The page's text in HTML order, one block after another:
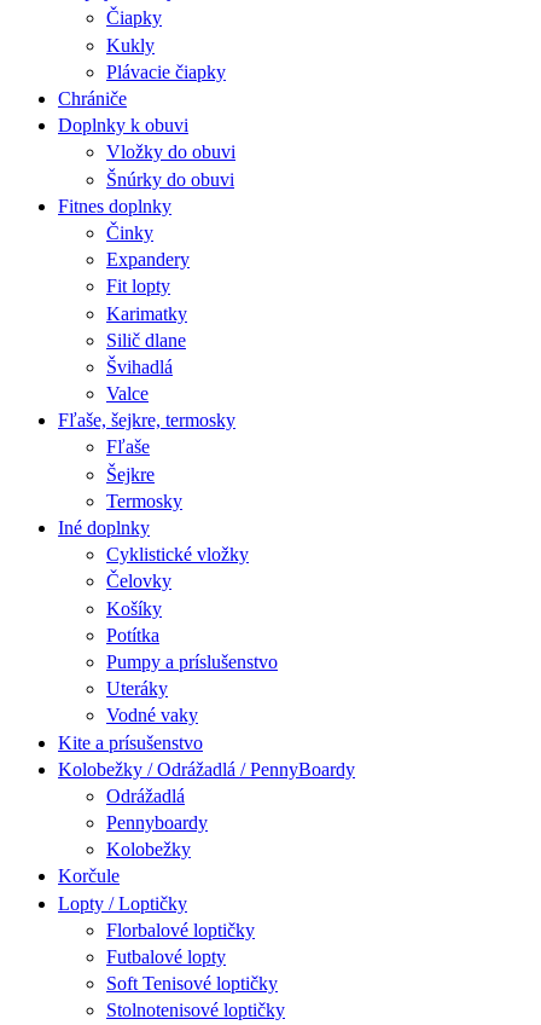
Čiapky
Kukly
Plávacie čiapky
Chrániče
Doplnky k obuvi
Vložky do obuvi
Šnúrky do obuvi
Fitnes doplnky
Činky
Expandery
Fit lopty
Karimatky
Silič dlane
Švihadlá
Valce
Fľaše, šejkre, termosky
Fľaše
Šejkre
Termosky
Iné doplnky
Cyklistické vložky
Čelovky
Košíky
Potítka
Pumpy a príslušenstvo
Uteráky
Vodné vaky
Kite a prísušenstvo
Kolobežky / Odrážadlá / PennyBoardy
Odrážadlá
Pennyboardy
Kolobežky
Korčule
Lopty / Loptičky
Florbalové loptičky
Futbalové lopty
Soft Tenisové loptičky
Stolnotenisové loptičky